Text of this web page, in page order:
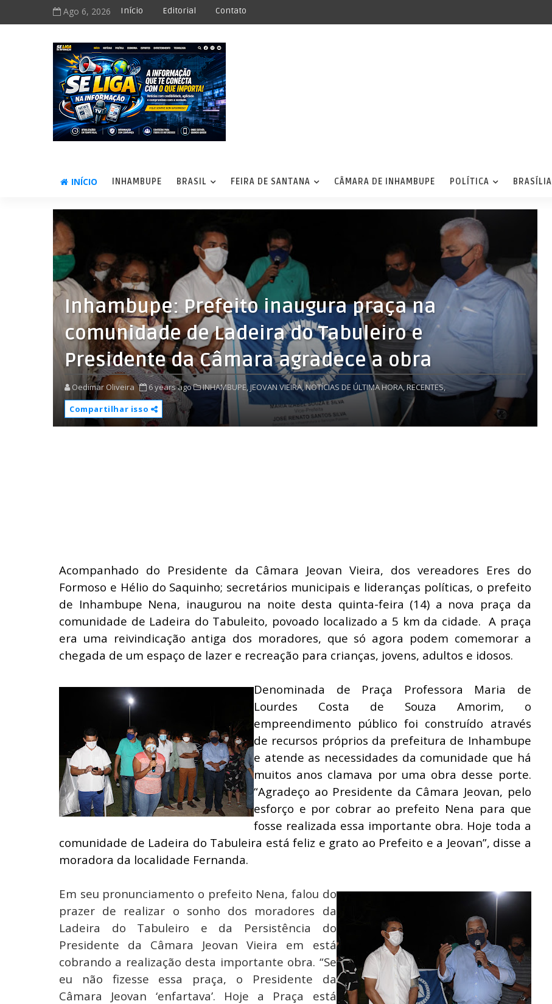
Ago 6, 2026 Início Editorial Contato
INÍCIO INHAMBUPE BRASIL FEIRA DE SANTANA CÂMARA DE INHAMBUPE POLÍTICA BRASÍLIA
Inhambupe: Prefeito inaugura praça na
comunidade de Ladeira do Tabuleiro e
Presidente da Câmara agradece a obra
Oedimar Oliveira 6 years ago INHAMBUPE, JEOVAN VIEIRA,NOTÍCIAS DE ÚLTIMA HORA,RECENTES,
Compartilhar isso
Acompanhado do Presidente da Câmara Jeovan Vieira, dos vereadores Eres do
Formoso e Hélio do Saquinho; secretários municipais e lideranças políticas, o prefeito
de Inhambupe Nena, inaugurou na noite desta quinta-feira (14) a nova praça da
comunidade de Ladeira do Tabuleito, povoado localizado a 5 km da cidade. A praça
era uma reivindicação antiga dos moradores, que só agora podem comemorar a
chegada de um espaço de lazer e recreação para crianças, jovens, adultos e idosos.
Denominada de Praça Professora Maria de
Lourdes Costa de Souza Amorim, o
empreendimento público foi construído através
de recursos próprios da prefeitura de Inhambupe
e atende as necessidades da comunidade que há
muitos anos clamava por uma obra desse porte.
“Agradeço ao Presidente da Câmara Jeovan, pelo
esforço e por cobrar ao prefeito Nena para que
fosse realizada essa importante obra. Hoje toda a
comunidade de Ladeira do Tabuleira está feliz e grato ao Prefeito e a Jeovan”, disse a
moradora da localidade Fernanda.
Em seu pronunciamento o prefeito Nena, falou do
prazer de realizar o sonho dos moradores da
Ladeira do Tabuleiro e da Persistência do
Presidente da Câmara Jeovan Vieira em está
cobrando a realização desta importante obra. “Se
eu não fizesse essa praça, o Presidente da
Câmara Jeovan ‘enfartava’. Hoje a Praça está